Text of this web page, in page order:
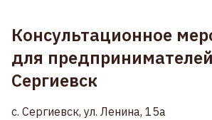
Консультационное
для
Сергиевск
с. Сергиевск, ул. Ленина, 15а